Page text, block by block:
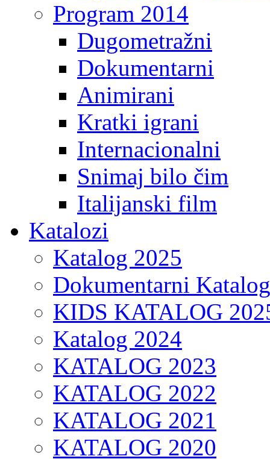
Program 2014
Dugometražni
Dokumentarni
Animirani
Kratki igrani
Internacionalni
Snimaj bilo čim
Italijanski film
Katalozi
Katalog 2025
Dokumentarni Katalog
KIDS KATALOG
Katalog 2024
KATALOG 2023
KATALOG 2022
KATALOG 2021
KATALOG 2020